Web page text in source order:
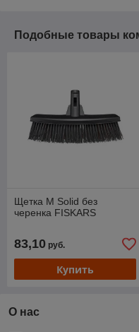
Подобные товары
Щетка М Solid без
черенка FISKARS
83,10 руб.
Купить
О нас